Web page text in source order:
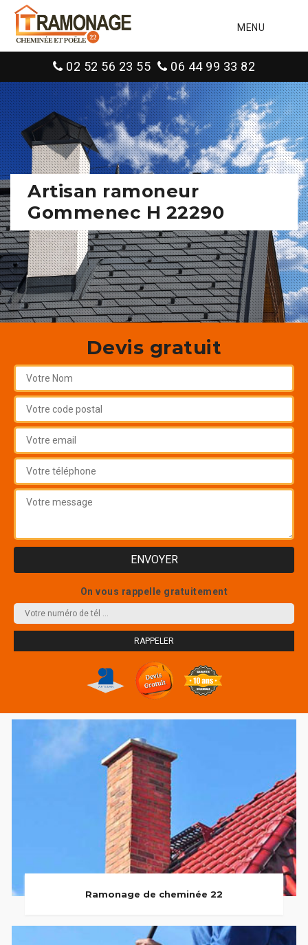
MENU
02 52 56 23 55 06 44 99 33 82
Artisan ramoneur
Gommenec H 22290
Devis gratuit
On vous rappelle gratuitement
Ramonage de cheminée 22